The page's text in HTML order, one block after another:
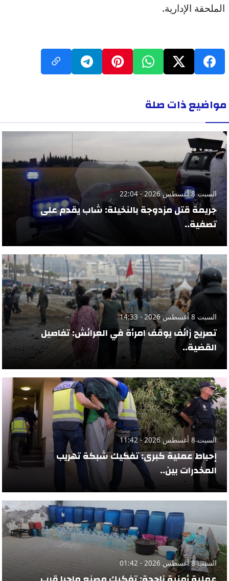
الملحقة الإدارية.
مواضيع ذات صلة
السبت 8 أغسطس 2026 - 22:04
جريمة قتل مزدوجة بالنخيلة: شاب يقدم على
تصفية..
السبت 8 أغسطس 2026 - 14:33
تصريح زائف يوقف امرأة في العرائش: تفاصيل
القضية..
السبت 8 أغسطس 2026 - 11:42
إحباط عملية كبرى: تفكيك شبكة تهريب
المخدرات بين..
السبت 8 أغسطس 2026 - 01:42